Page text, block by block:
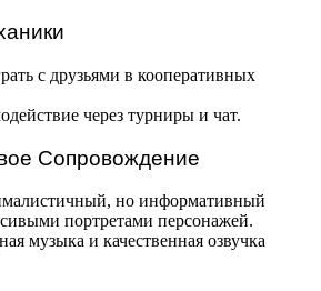
с друзьями в кооперативных
через турниры и чат.
Сопровождение
но информативный
портретами персонажей.
музыка и качественная озвучка